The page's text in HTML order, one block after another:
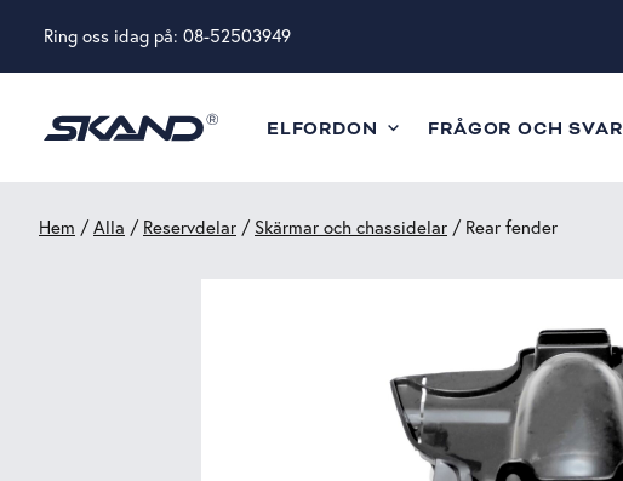
Ring oss idag på: 08-52503949
ELFORDON FRÅGOR OCH SVAR
Hem /Alla / Reservdelar / Skärmar och chassidelar / Rear fender